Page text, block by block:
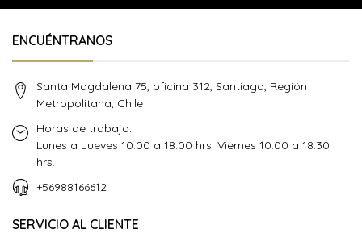
ENCUÉNTRANOS
Santa Magdalena 75, oficina 312, Santiago, Región
Metropolitana, Chile
Horas de trabajo:
Lunes a Jueves 10:00 a 18:00 hrs. Viernes 10:00 a 18:30
hrs.
+56988166612
SERVICIO AL CLIENTE